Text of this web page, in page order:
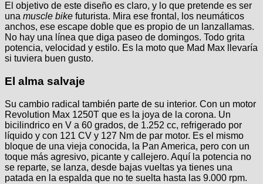
El objetivo de este diseño es claro, y lo que pretende es ser
una muscle bike futurista. Mira ese frontal, los neumáticos
anchos, ese escape doble que es propio de un lanzallamas.
No hay una línea que diga paseo de domingos. Todo grita
potencia, velocidad y estilo. Es la moto que Mad Max llevaría
si tuviera buen gusto.
El alma salvaje
Su cambio radical también parte de su interior. Con un motor
Revolution Max 1250T que es la joya de la corona. Un
bicilindrico en V a 60 grados, de 1.252 cc, refrigerado por
líquido y con 121 CV y 127 Nm de par motor. Es el mismo
bloque de una vieja conocida, la Pan America, pero con un
toque más agresivo, picante y callejero. Aquí la potencia no
se reparte, se lanza, desde bajas vueltas ya tienes una
patada en la espalda que no te suelta hasta las 9.000 rpm.